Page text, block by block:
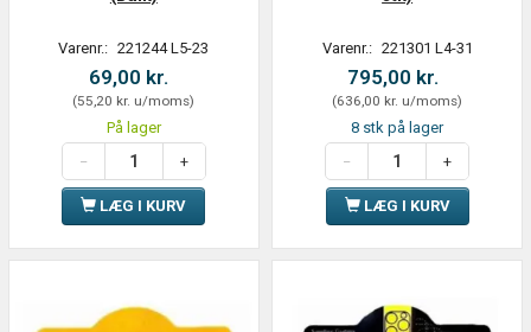
Varenr.: 221244 L5-23
69,00 kr.
(55,20 kr. u/moms)
På lager
LÆG I KURV
Varenr.: 221301 L4-31
795,00 kr.
(636,00 kr. u/moms)
8 stk på lager
LÆG I KURV